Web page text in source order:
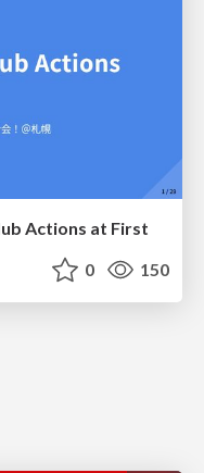
Actions at First
0 150